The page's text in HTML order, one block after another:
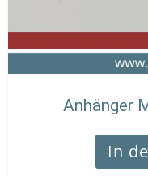
Anhänger
In